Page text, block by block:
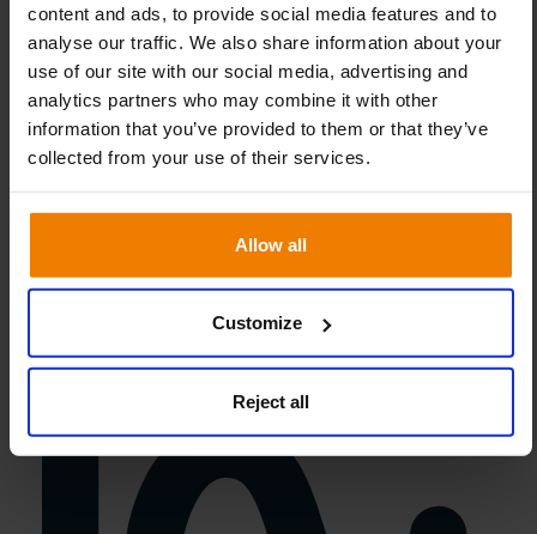
content and ads, to provide social media features and to
analyse our traffic. We also share information about your
use of our site with our social media, advertising and
analytics partners who may combine it with other
information that you’ve provided to them or that they’ve
collected from your use of their services.
Allow all
Customize
Reject all